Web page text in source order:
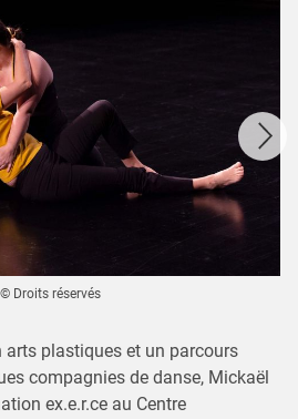
© Droits réservés
plastiques et un parcours
compagnies de danse, Mickaël
ex.e.r.ce au Centre